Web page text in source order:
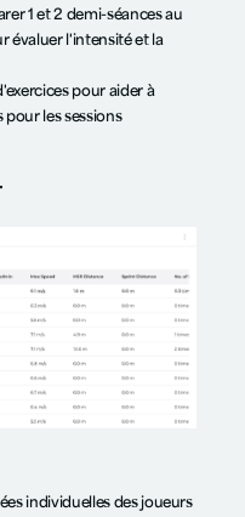
1 et 2 demi-séances au
évaluer l'intensité et la
pour aider à
pour les sessions
individuelles des joueurs